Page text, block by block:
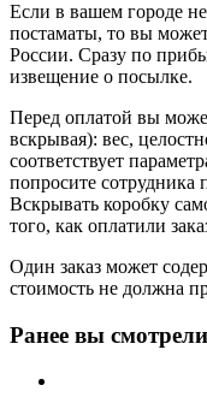
Если в вашем городе
постаматы, то вы
России. Сразу по
извещение о посылке.
Перед оплатой вы
вскрывая): вес,
соответствует
попросите сотрудника
Вскрывать коробку
того, как оплатили
Один заказ может
стоимость не должна
Ранее вы смотрели